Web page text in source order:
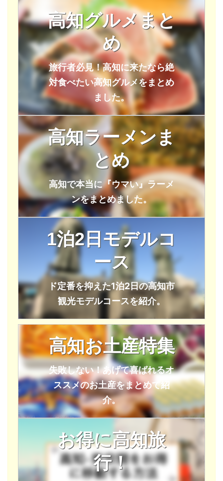
高知グルメまと
め
旅行者必見！高知に来たなら絶
対食べたい高知グルメをまとめ
ました。
高知ラーメンま
とめ
高知で本当に『ウマい』ラーメ
ンをまとめました。
1泊2日モデルコ
ース
ド定番を抑えた1泊2日の高知市
観光モデルコースを紹介。
高知お土産特集
失敗しない！あげて喜ばれるオ
ススメのお土産をまとめて紹
介。
お得に高知旅
行！